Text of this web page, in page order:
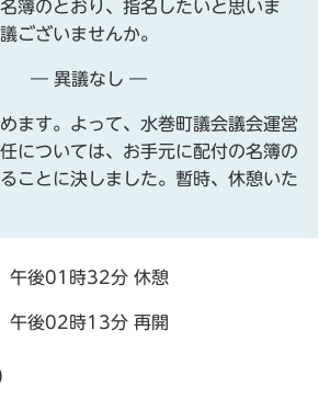
簿のとおり、指名したいと思いま
ございませんか。
― 異議なし ―
ます。よって、水巻町議会議会運営
については、お手元に配付の名簿の
ことに決しました。暫時、休憩いた
午後01時32分 休憩
午後02時13分 再開